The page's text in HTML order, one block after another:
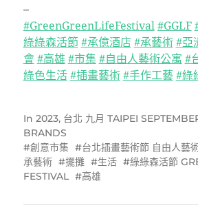
–
#GreenGreenLifeFestival #GGLF
綠綠森活節 #承億酒店 #承藝術 #亞
會 #高雄 #市集 #自由人藝術公寓 #
綠色生活 #插畫藝術 #手作工藝 #綠
In 2023, 台北 九月 TAIPEI
BRANDS
創意市集
台北插畫藝術節 自由人藝
承藝術
擺攤 生活
綠綠森活節
FESTIVAL
高雄